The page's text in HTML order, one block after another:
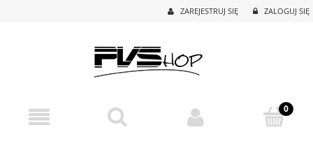
ZAREJESTRUJ SIĘ ZALOGUJ SIĘ